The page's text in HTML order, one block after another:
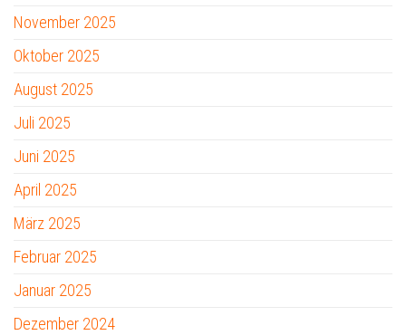
November 2025
Oktober 2025
August 2025
Juli 2025
Juni 2025
April 2025
März 2025
Februar 2025
Januar 2025
Dezember 2024